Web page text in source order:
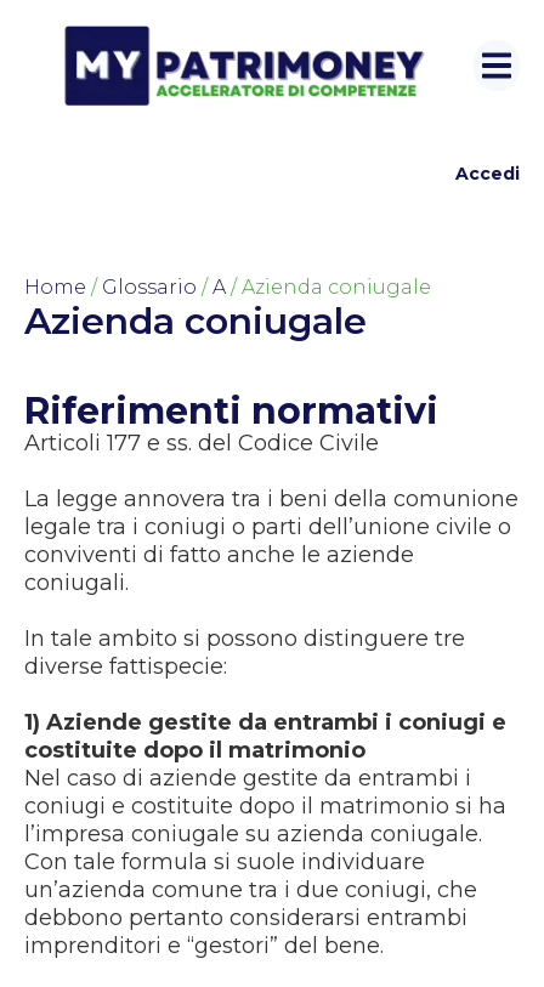
Accedi
Home / Glossario / A / Azienda coniugale
Azienda coniugale
Riferimenti normativi
Articoli 177 e ss. del Codice Civile
La legge annovera tra i beni della comunione
legale tra i coniugi o parti dell’unione civile o
conviventi di fatto anche le aziende
coniugali.
In tale ambito si possono distinguere tre
diverse fattispecie:
1) Aziende gestite da entrambi i coniugi e
costituite dopo il matrimonio
Nel caso di aziende gestite da entrambi i
coniugi e costituite dopo il matrimonio si ha
l’impresa coniugale su azienda coniugale.
Con tale formula si suole individuare
un’azienda comune tra i due coniugi, che
debbono pertanto considerarsi entrambi
imprenditori e “gestori” del bene.